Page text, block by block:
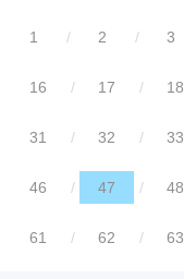
1 / 2 / 3
16 / 17 / 18
31 / 32 / 33
46 / 47 / 48
61 / 62 / 63